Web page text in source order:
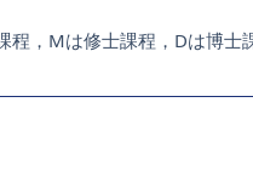
，Mは修士課程，Dは博士